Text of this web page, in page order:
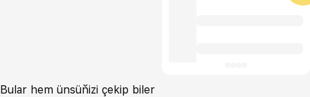
Bular hem ünsüňizi çekip biler